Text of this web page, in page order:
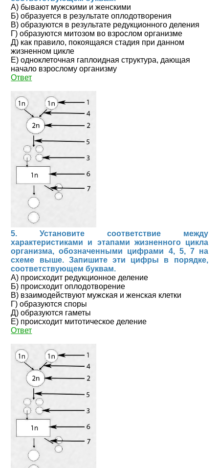
А) бывают мужскими и женскими
Б) образуется в результате оплодотворения
В) образуются в результате редукционного деления
Г) образуются митозом во взрослом организме
Д) как правило, покоящаяся стадия при данном
жизненном цикле
Е) одноклеточная гаплоидная структура, дающая
начало взрослому организму
Ответ
5. Установите соответствие между
характеристиками и этапами жизненного цикла
организма, обозначенными цифрами 4, 5, 7 на
схеме выше. Запишите эти цифры в порядке,
соответствующем буквам.
А) происходит редукционное деление
Б) происходит оплодотворение
В) взаимодействуют мужская и женская клетки
Г) образуются споры
Д) образуются гаметы
Е) происходит митотическое деление
Ответ